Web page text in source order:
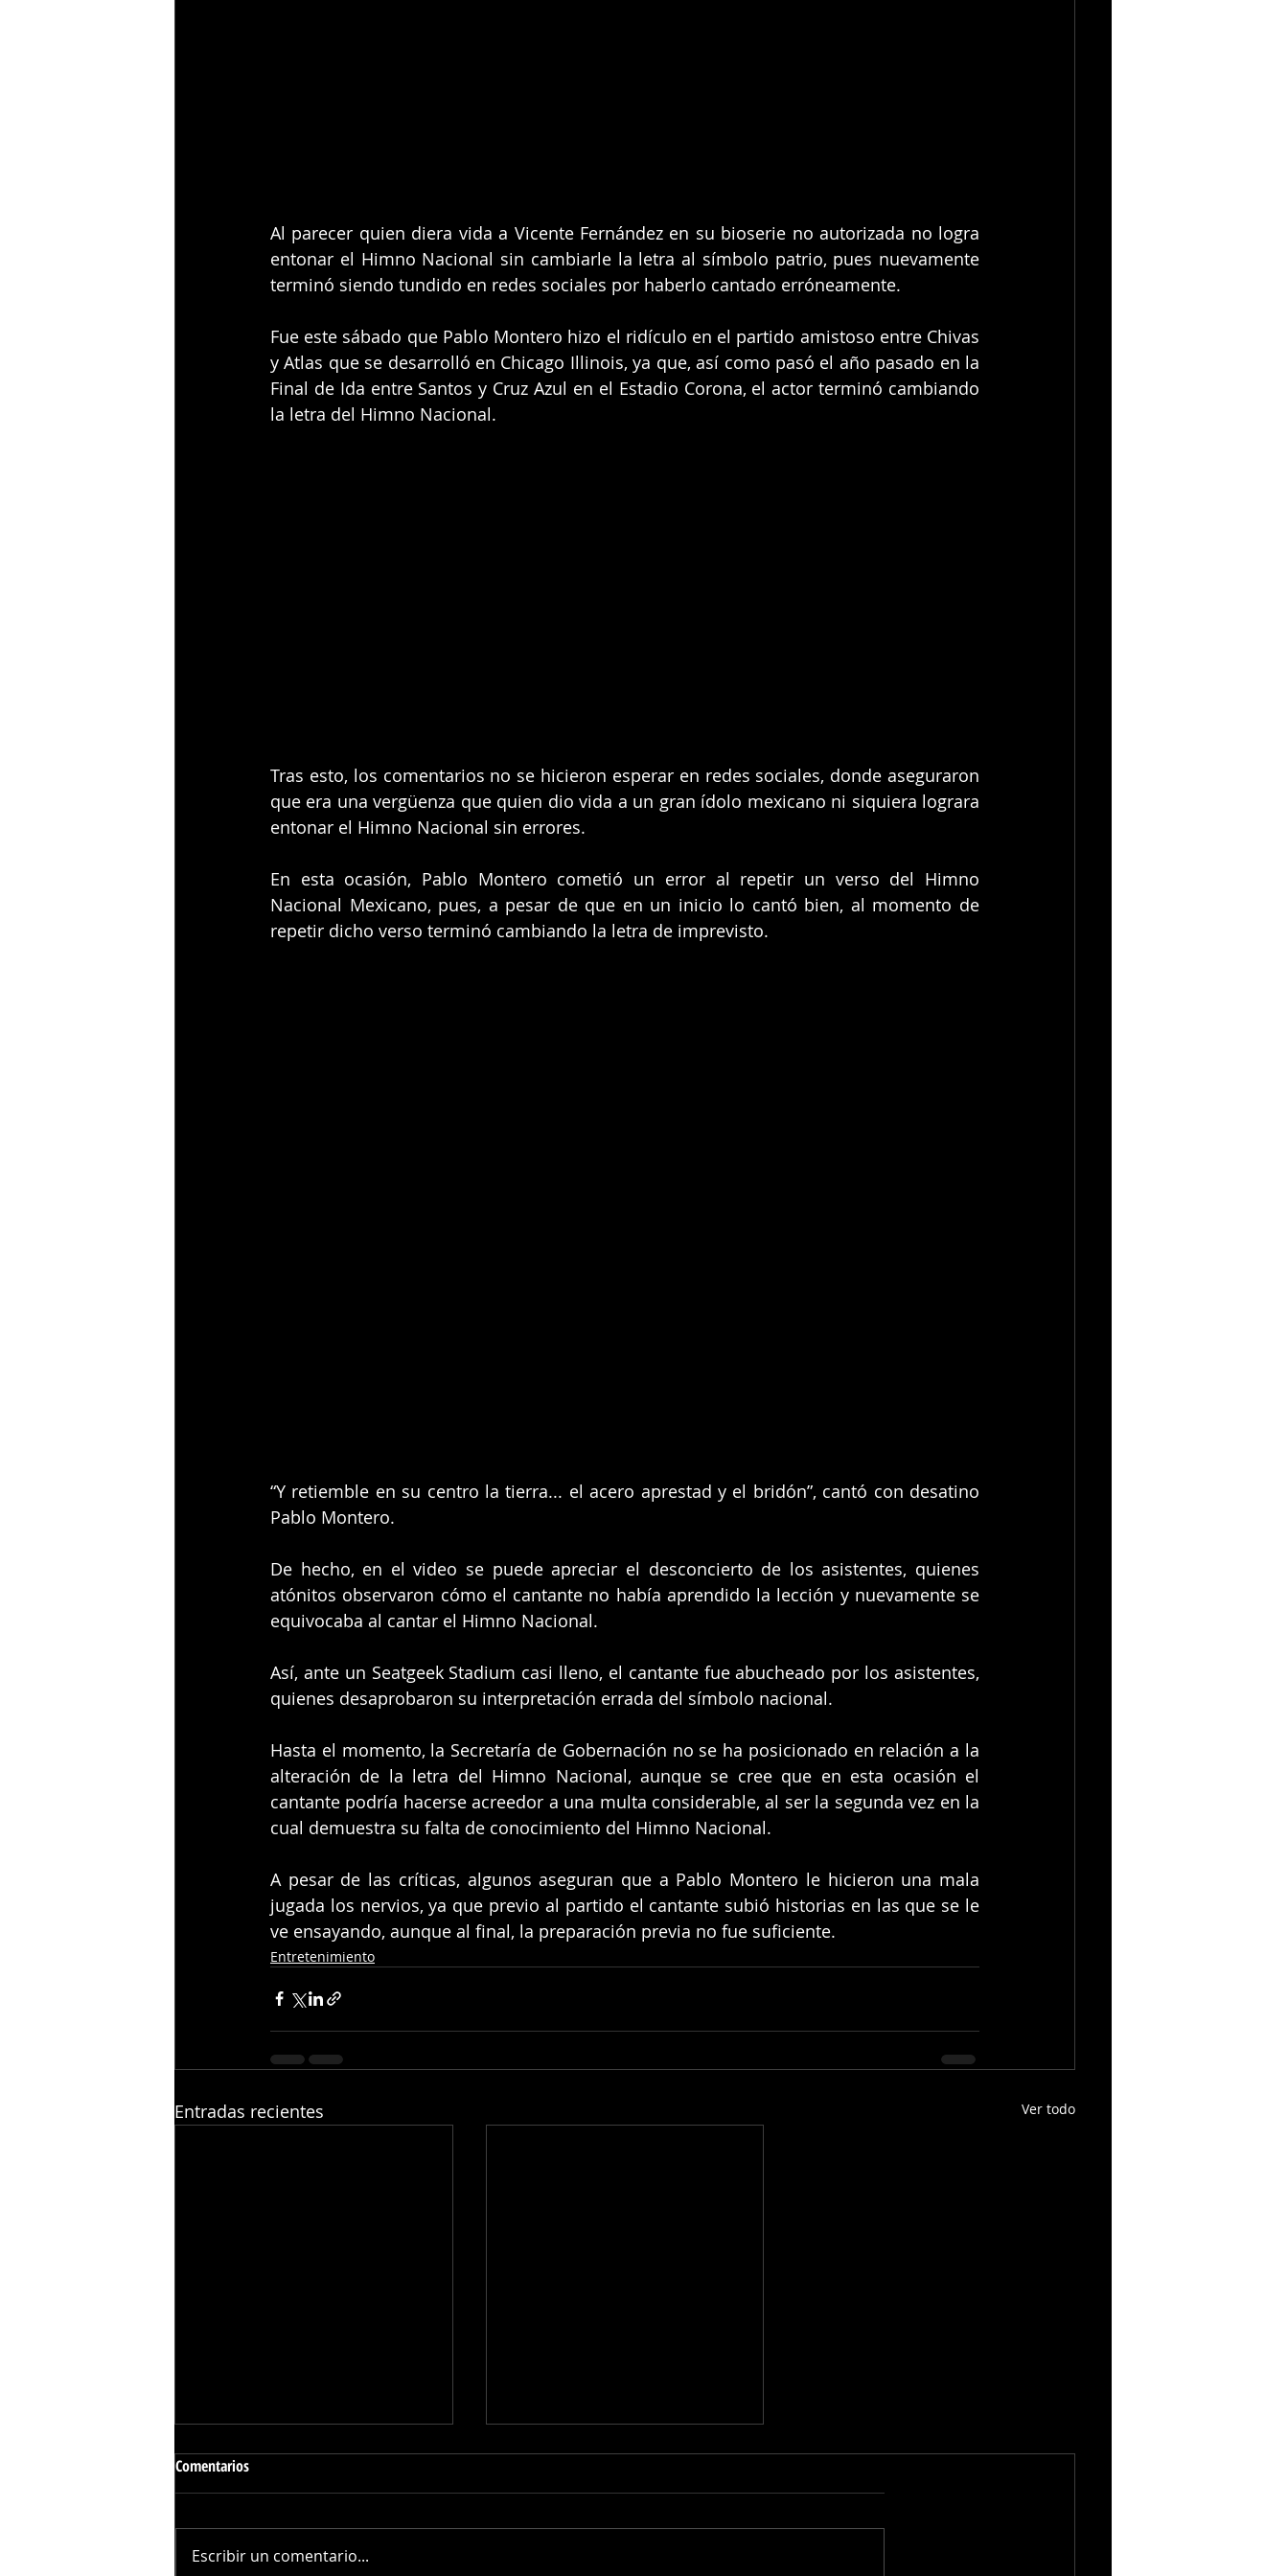
Al parecer quien diera vida a Vicente Fernández en su bioserie no autorizada no logra
entonar el Himno Nacional sin cambiarle la letra al símbolo patrio, pues nuevamente
terminó siendo tundido en redes sociales por haberlo cantado erróneamente.
Fue este sábado que Pablo Montero hizo el ridículo en el partido amistoso entre Chivas
y Atlas que se desarrolló en Chicago Illinois, ya que, así como pasó el año pasado en la
Final de Ida entre Santos y Cruz Azul en el Estadio Corona, el actor terminó cambiando
la letra del Himno Nacional.
Tras esto, los comentarios no se hicieron esperar en redes sociales, donde aseguraron
que era una vergüenza que quien dio vida a un gran ídolo mexicano ni siquiera lograra
entonar el Himno Nacional sin errores.
En esta ocasión, Pablo Montero cometió un error al repetir un verso del Himno
Nacional Mexicano, pues, a pesar de que en un inicio lo cantó bien, al momento de
repetir dicho verso terminó cambiando la letra de imprevisto.
“Y retiemble en su centro la tierra... el acero aprestad y el bridón”, cantó con desatino
Pablo Montero.
De hecho, en el video se puede apreciar el desconcierto de los asistentes, quienes
atónitos observaron cómo el cantante no había aprendido la lección y nuevamente se
equivocaba al cantar el Himno Nacional.
Así, ante un Seatgeek Stadium casi lleno, el cantante fue abucheado por los asistentes,
quienes desaprobaron su interpretación errada del símbolo nacional.
Hasta el momento, la Secretaría de Gobernación no se ha posicionado en relación a la
alteración de la letra del Himno Nacional, aunque se cree que en esta ocasión el
cantante podría hacerse acreedor a una multa considerable, al ser la segunda vez en la
cual demuestra su falta de conocimiento del Himno Nacional.
A pesar de las críticas, algunos aseguran que a Pablo Montero le hicieron una mala
jugada los nervios, ya que previo al partido el cantante subió historias en las que se le
ve ensayando, aunque al final, la preparación previa no fue suficiente.
Entretenimiento
Entradas recientes Ver todo
Comentarios
Escribir un comentario...